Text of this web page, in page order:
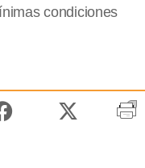
condiciones